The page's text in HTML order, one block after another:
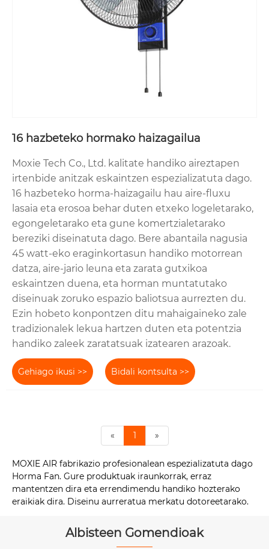
16 hazbeteko hormako haizagailua
Moxie Tech Co., Ltd. kalitate handiko aireztapen
irtenbide anitzak eskaintzen espezializatuta dago.
16 hazbeteko horma-haizagailu hau aire-fluxu
lasaia eta erosoa behar duten etxeko logeletarako,
egongeletarako eta gune komertzialetarako
bereziki diseinatuta dago. Bere abantaila nagusia
45 watt-eko eraginkortasun handiko motorrean
datza, aire-jario leuna eta zarata gutxikoa
eskaintzen duena, eta horman muntatutako
diseinuak zoruko espazio baliotsua aurrezten du.
Ezin hobeto konpontzen ditu mahaigaineko zale
tradizionalek lekua hartzen duten eta potentzia
handiko zaleek zaratatsuak izatearen arazoak.
Gehiago ikusi >> Bidali kontsulta >>
« 1 »
MOXIE AIR fabrikazio profesionalean espezializatuta dago
Horma Fan. Gure produktuak iraunkorrak, erraz
mantentzen dira eta errendimendu handiko hozterako
eraikiak dira. Diseinu aurreratua merkatu dotoreetarako.
Albisteen Gomendioak